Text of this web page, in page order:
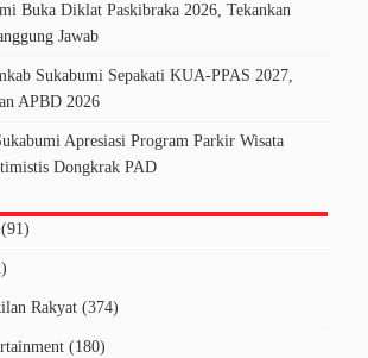
Buka Diklat Paskibraka 2026, Tekankan
Jawab
Sukabumi Sepakati KUA-PPAS 2027,
APBD 2026
Apresiasi Program Parkir Wisata
Dongkrak PAD
(91)
Rakyat (374)
(180)